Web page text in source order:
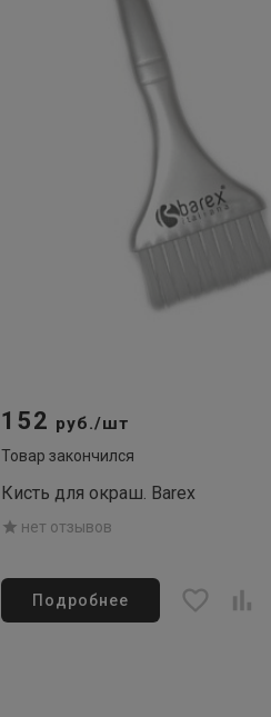
152 руб./шт
Товар закончился
Кисть для окраш. Barex
нет отзывов
Подробнее